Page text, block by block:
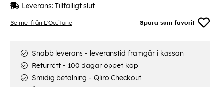
Se mer från L'Occitane Spara som favorit
Leverans: Tillfälligt slut
Snabb leverans - leveranstid framgår i kassan
Returrätt - 100 dagar öppet köp
Smidig betalning - Qliro Checkout